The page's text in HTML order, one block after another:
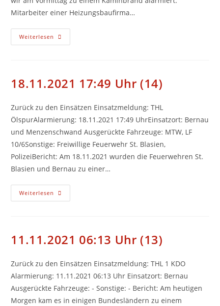
Mitarbeiter einer Heizungsbaufirma…
Weiterlesen 22.12.2021
10:11
18.11.2021 17:49 Uhr (14)
Zurück zu den Einsätzen Einsatzmeldung: THL
ÖlspurAlarmierung: 18.11.2021 17:49 UhrEinsatzort: Bernau
und Menzenschwand Ausgerückte Fahrzeuge: MTW, LF
10/6Sonstige: Freiwillige Feuerwehr St. Blasien,
PolizeiBericht: Am 18.11.2021 wurden die Feuerwehren St.
Blasien und Bernau zu einer…
Weiterlesen 18.11.2021
17:49
11.11.2021 06:13 Uhr (13)
Zurück zu den Einsätzen Einsatzmeldung: THL 1 KDO
Alarmierung: 11.11.2021 06:13 Uhr Einsatzort: Bernau
Ausgerückte Fahrzeuge: - Sonstige: - Bericht: Am heutigen
Morgen kam es in einigen Bundesländern zu einem